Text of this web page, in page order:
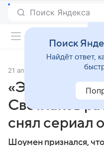
Поиск Яндекса
21 апреля 2023 Источник:
«Это все
Светлаков
снял сериал
Шоумен признался,
Поиск
Найдёт ответ,